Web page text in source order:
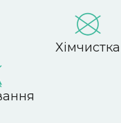
Хімчистка